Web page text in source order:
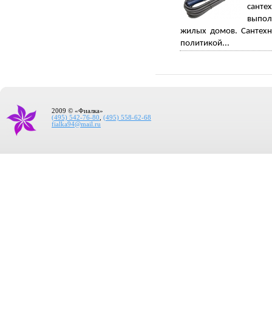
жилых домов.
политикой...
2009 © «Фиалка»
(495) 542-76-80
(495) 558-62-68
fialka94@mail.ru